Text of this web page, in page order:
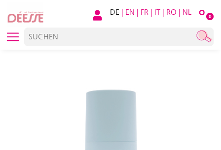
O 0
DE | EN | FR | IT | RO | NL